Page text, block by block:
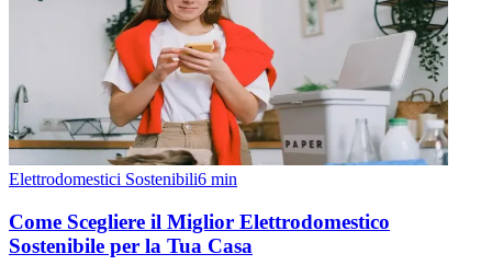
Elettrodomestici Sostenibili6 min
Come Scegliere il Miglior Elettrodomestico
Sostenibile per la Tua Casa